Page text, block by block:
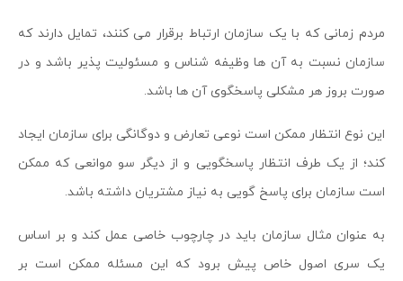
مردم زمانی که با یک سازمان ارتباط برقرار می کنند، تمایل دارند که
سازمان نسبت به آن ها وظیفه شناس و مسئولیت پذیر باشد و در
صورت بروز هر مشکلی پاسخگوی آن ها باشد.
این نوع انتظار ممکن است نوعی تعارض و دوگانگی برای سازمان ایجاد
کند؛ از یک طرف انتظار پاسخگویی و از دیگر سو موانعی که ممکن
است سازمان برای پاسخ گویی به نیاز مشتریان داشته باشد.
به عنوان مثال سازمان باید در چارچوب خاصی عمل کند و بر اساس
یک سری اصول خاص پیش برود که این مسئله ممکن است بر